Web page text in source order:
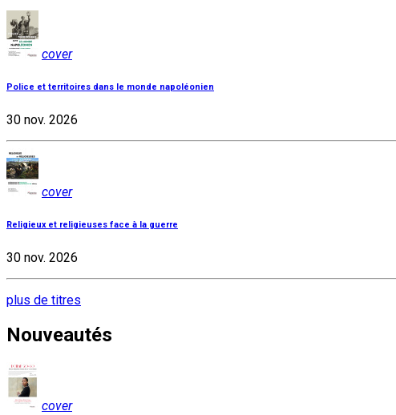
cover
Police et territoires dans le monde napoléonien
30 nov. 2026
cover
Religieux et religieuses face à la guerre
30 nov. 2026
plus de titres
Nouveautés
cover